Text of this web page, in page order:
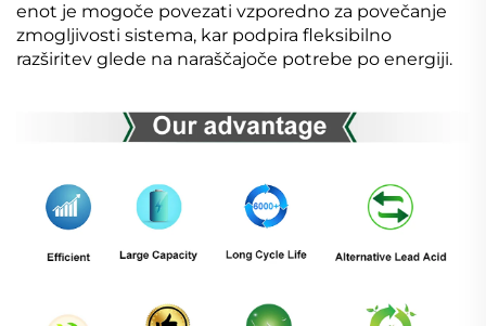
enot je mogoče povezati vzporedno za povečanje
zmogljivosti sistema, kar podpira fleksibilno
razširitev glede na naraščajoče potrebe po energiji.